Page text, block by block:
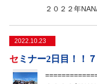
２０２２年
2022.10.23
セミナー2日目！！